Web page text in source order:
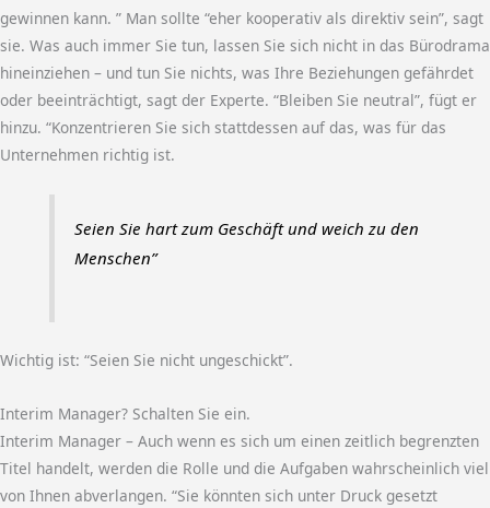
gewinnen kann. ” Man sollte “eher kooperativ als direktiv sein”, sagt
sie. Was auch immer Sie tun, lassen Sie sich nicht in das Bürodrama
hineinziehen – und tun Sie nichts, was Ihre Beziehungen gefährdet
oder beeinträchtigt, sagt der Experte. “Bleiben Sie neutral”, fügt er
hinzu. “Konzentrieren Sie sich stattdessen auf das, was für das
Unternehmen richtig ist.
Seien Sie hart zum Geschäft und weich zu den
Menschen”
Wichtig ist: “Seien Sie nicht ungeschickt”.
Interim Manager? Schalten Sie ein.
Interim Manager – Auch wenn es sich um einen zeitlich begrenzten
Titel handelt, werden die Rolle und die Aufgaben wahrscheinlich viel
von Ihnen abverlangen. “Sie könnten sich unter Druck gesetzt